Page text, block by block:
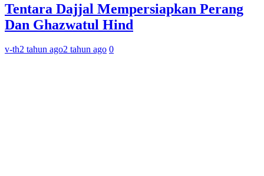
Tentara Dajjal Mempersiapkan Perang
Dan Ghazwatul Hind
v-th2 tahun ago2 tahun ago 0